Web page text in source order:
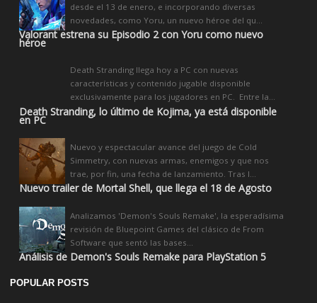
Valorant estrena su Episodio 2 con Yoru como nuevo
héroe
desde el 13 de enero, e incorporando diversas
novedades, como Yoru, un nuevo héroe del qu...
Death Stranding, lo último de Kojima, ya está disponible
en PC
Death Stranding llega hoy a PC con nuevas
características y contenido jugable disponible
exclusivamente para los jugadores en PC. Entre la...
Nuevo trailer de Mortal Shell, que llega el 18 de Agosto
Nuevo y espectacular avance del juego de Cold
Simmetry, con nuevas armas, enemigos y que nos
trae, por fin, una fecha de lanzamiento. Tras l...
Análisis de Demon's Souls Remake para PlayStation 5
Analizamos 'Demon's Souls Remake', la esperadísima
revisión de Bluepoint Games del clásico de From
Software que sentó las bases...
POPULAR POSTS